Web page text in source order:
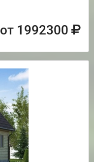
от 1992300